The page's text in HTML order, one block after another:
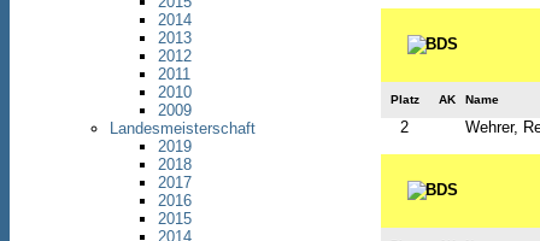
2014
2013
2012
2011
2010
2009
Landesmeisterschaft
2019
2018
2017
2016
2015
2014
Platz AK Name
2 Wehrer,